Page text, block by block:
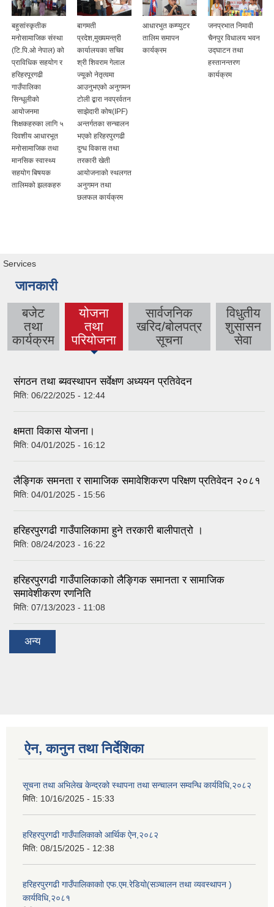
बहुसांस्कृतीक
मनोसामाजिक संस्था
(टि.पि.ओ नेपाल) को
प्राविधिक सहयोग र
हरिहरपूरगढी
गाउँपालिका
सिन्धूलीको
आयोजनमा
शिक्षकहरुका लागि ५
दिवशीय आधारभूत
मनोसामाजिक तथा
मानसिक स्वास्थ्य
सहयोग बिषयक
तालिमको झलकहरु
बागमती
प्रदेश,मुख्यमन्त्री
कार्यालयका सचिव
श्री शिवराम गेलाल
ज्यूको नेतृत्वमा
आउनुभएको अनुगमन
टोली द्बारा नवप्रर्वतन
साझेदारी कोष(IPF)
अन्तर्गतका सन्चालन
भएको हरिहरपुरगढी
दुग्ध विकास तथा
तरकारी खेती
आयोजनाको स्थलगत
अनुगमन तथा
छलफल कार्यक्रम
आधारभुत कम्प्युटर
तालिम समापन
कार्यक्रम
जनप्रभात निमावी
चैनपुर विधालय भवन
उद्घाटन तथा
हस्तानन्तरण
कार्यक्रम
Services
जानकारी
बजेट
तथा
कार्यक्रम
योजना
तथा
परियोजना
(active
tab)
सार्वजनिक
खरिद/बोलपत्र
सूचना
विधुतीय
शुसासन
सेवा
संगठन तथा ब्यवस्थापन सर्वेक्षण अध्ययन प्रतिवेदन
मिति: 06/22/2025 - 12:44
क्षमता विकास योजना।
मिति: 04/01/2025 - 16:12
लैङ्गिक समनता र सामाजिक समावेशिकरण परिक्षण प्रतिवेदन २०८१
मिति: 04/01/2025 - 15:56
हरिहरपुरगढी गाउँपालिकामा हुने तरकारी बालीपात्रो ।
मिति: 08/24/2023 - 16:22
हरिहरपुरगढी गाउँपालिकाकाो लैङ्गिक समानता र सामाजिक
समावेशीकरण रणनिति
मिति: 07/13/2023 - 11:08
अन्य
ऐन, कानुन तथा निर्देशिका
सूचना तथा अभिलेख केन्द्रको स्थापना तथा सन्चालन सम्वन्धि कार्यविधि,२०८२
मिति: 10/16/2025 - 15:33
हरिहरपुरगढी गाउँपालिकाको आर्थिक ऐन,२०८२
मिति: 08/15/2025 - 12:38
हरिहरपुरगढी गाउँपालिकाकाो एफ.एम.रेडियो(सञ्चालन तथा व्यवस्थापन )
कार्यविधि,२०८१